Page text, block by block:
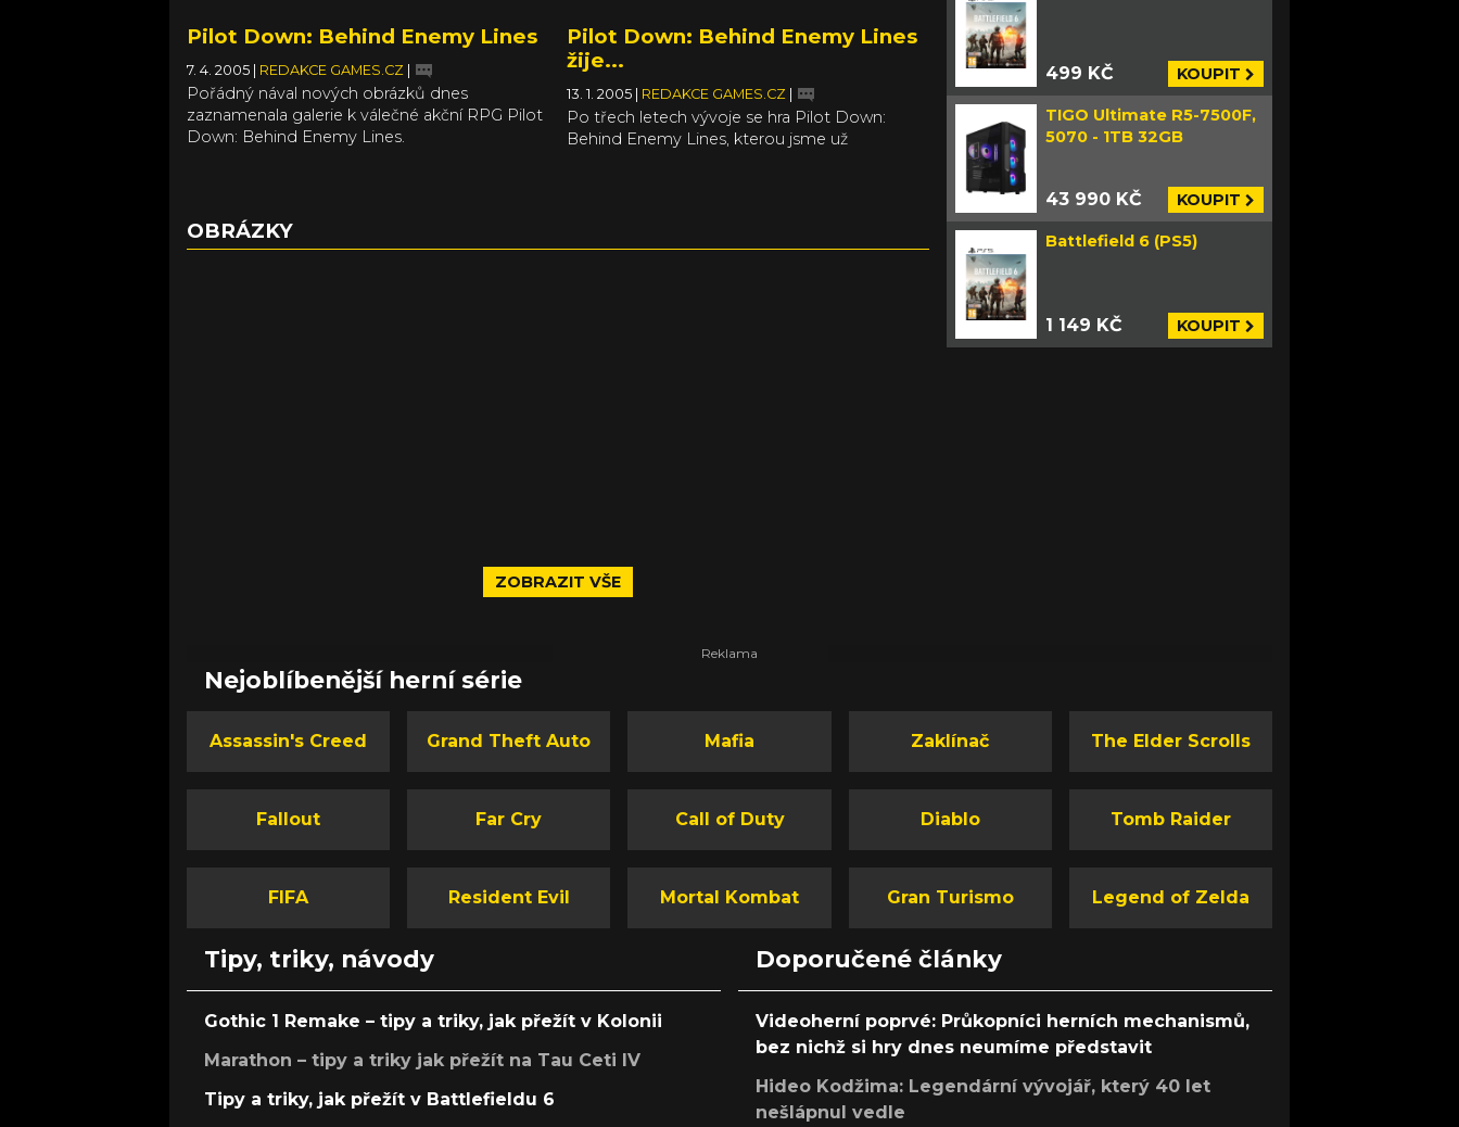
Pilot Down: Behind Enemy Lines
7. 4. 2005 REDAKCE GAMES.CZ
Pořádný nával nových obrázků dnes
zaznamenala galerie k válečné akční RPG Pilot
Down: Behind Enemy Lines.
Pilot Down: Behind Enemy Lines
žije...
13. 1. 2005 REDAKCE GAMES.CZ
Po třech letech vývoje se hra Pilot Down:
Behind Enemy Lines, kterou jsme už
OBRÁZKY
ZOBRAZIT VŠE
499 KČ KOUPIT
TIGO Ultimate R5-7500F,
5070 - 1TB 32GB
43 990 KČ KOUPIT
Battlefield 6 (PS5)
1 149 KČ KOUPIT
Nejoblíbenější herní série
Assassin's Creed Grand Theft Auto Mafia Zaklínač The Elder Scrolls
Fallout Far Cry Call of Duty Diablo Tomb Raider
FIFA Resident Evil Mortal Kombat Gran Turismo Legend of Zelda
Tipy, triky, návody
Gothic 1 Remake – tipy a triky, jak přežít v Kolonii
Marathon – tipy a triky jak přežít na Tau Ceti IV
Tipy a triky, jak přežít v Battlefieldu 6
Doporučené články
Videoherní poprvé: Průkopníci herních mechanismů,
bez nichž si hry dnes neumíme představit
Hideo Kodžima: Legendární vývojář, který 40 let
nešlápnul vedle